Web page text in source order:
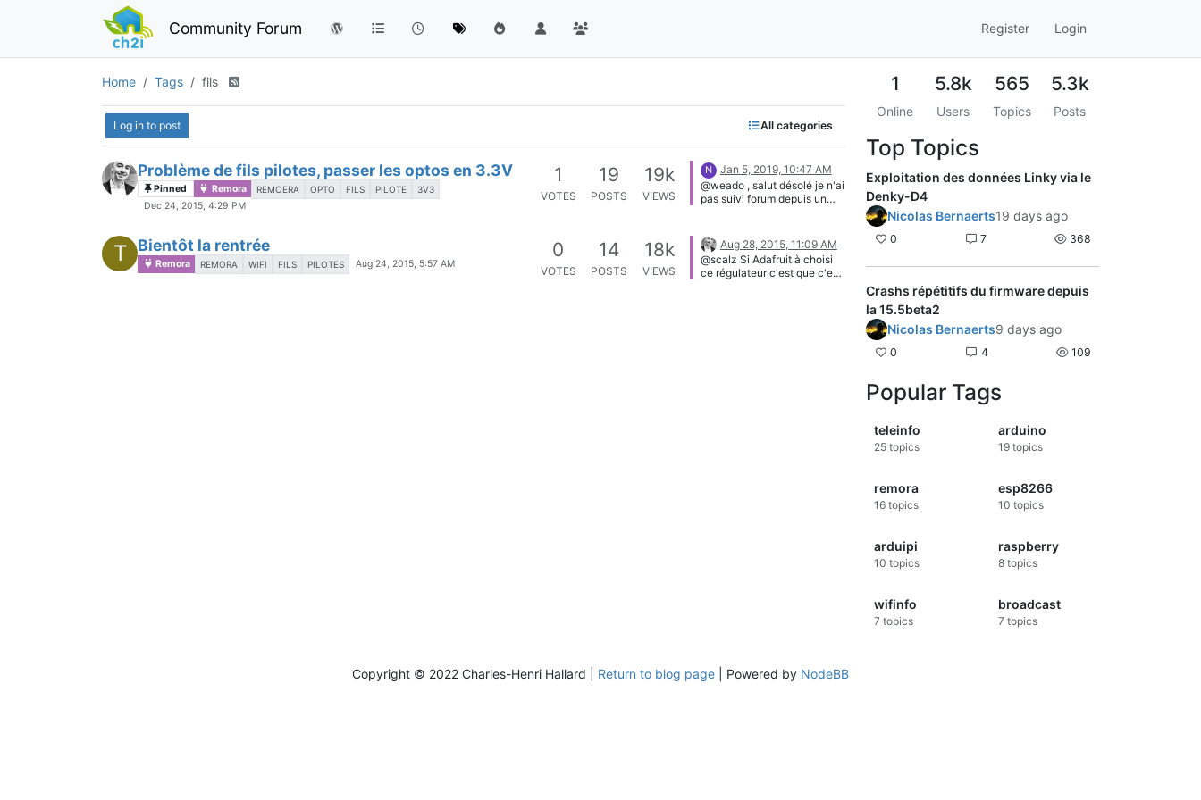
Community Forum Register Login
Home Tags fils
Log in to post All categories
Problème de fils pilotes, passer les optos en 3.3V
Pinned Remora REMOERA OPTO FILS PILOTE 3V3
Dec 24, 2015, 4:29 PM
1
VOTES
19
POSTS
19k
VIEWS
N
Jan 5, 2019, 10:47 AM
@weado , salut désolé je n'ai
pas suivi forum depuis un
390ohm... car ca marche
trop bien comme ca.
T Bientôt la rentrée
Remora REMORA WIFI FILS PILOTES Aug 24, 2015, 5:57 AM
0
VOTES
14
POSTS
18k
VIEWS
Aug 28, 2015, 11:09 AM
@scalz Si Adafruit à choisi
ce régulateur c'est que c'est
1
Online
5.8k
Users
565
Topics
5.3k
Posts
Top Topics
Exploitation des données Linky via le
Denky-D4
Nicolas Bernaerts19 days ago
0 7 368
Crashs répétitifs du firmware depuis
la 15.5beta2
Nicolas Bernaerts9 days ago
0 4 109
Popular Tags
teleinfo
25 topics
arduino
19topics
remora
16 topics
esp8266
10 topics
arduipi
10 topics
raspberry
8topics
wifinfo
7 topics
broadcast
7 topics
Copyright © 2022 Charles-Henri Hallard | Return to blog page | Powered by NodeBB